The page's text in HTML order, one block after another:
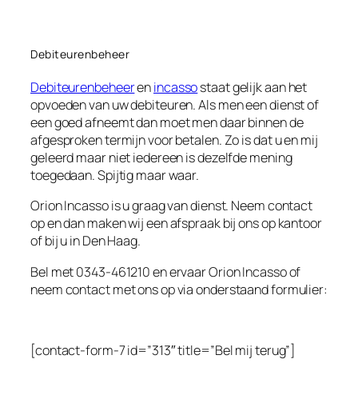
Debiteurenbeheer
Debiteurenbeheerenincassostaat gelijk aan het
opvoeden van uw debiteuren. Als men een dienst of
een goed afneemt dan moet men daar binnen de
afgesproken termijn voor betalen. Zo is dat u en mij
geleerd maar niet iedereen is dezelfde mening
toegedaan. Spijtig maar waar.
Orion Incasso is u graag van dienst. Neem contact
op en dan maken wij een afspraak bij ons op kantoor
of bij u in Den Haag.
Bel met 0343-461210 en ervaar Orion Incasso of
neem contact met ons op via onderstaand formulier:
[contact-form-7 id=”313″ title=”Bel mij terug”]